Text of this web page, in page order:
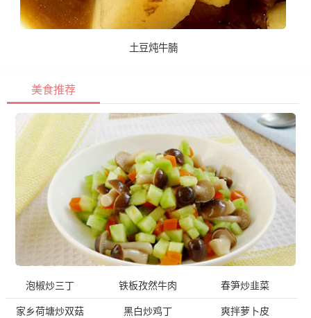
土豆炖牛腩
美食推荐
泡椒炒三丁 铁板孜然牛肉 春笋炒韭菜
家乡荷塘炒双菇 黑白炒鸡丁 爽拌萝卜皮